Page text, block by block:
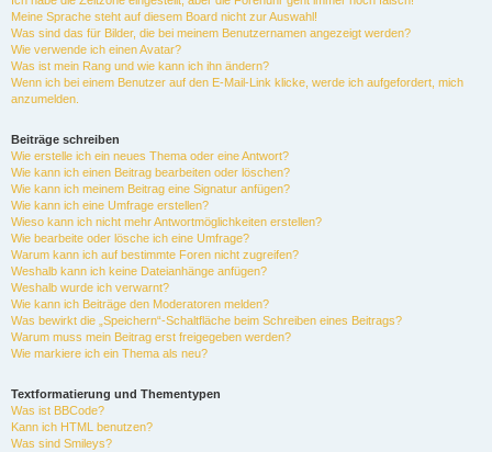
Meine Sprache steht auf diesem Board nicht zur Auswahl!
Was sind das für Bilder, die bei meinem Benutzernamen angezeigt werden?
Wie verwende ich einen Avatar?
Was ist mein Rang und wie kann ich ihn ändern?
Wenn ich bei einem Benutzer auf den E-Mail-Link klicke, werde ich aufgefordert, mich
anzumelden.
Beiträge schreiben
Wie erstelle ich ein neues Thema oder eine Antwort?
Wie kann ich einen Beitrag bearbeiten oder löschen?
Wie kann ich meinem Beitrag eine Signatur anfügen?
Wie kann ich eine Umfrage erstellen?
Wieso kann ich nicht mehr Antwortmöglichkeiten erstellen?
Wie bearbeite oder lösche ich eine Umfrage?
Warum kann ich auf bestimmte Foren nicht zugreifen?
Weshalb kann ich keine Dateianhänge anfügen?
Weshalb wurde ich verwarnt?
Wie kann ich Beiträge den Moderatoren melden?
Was bewirkt die „Speichern“-Schaltfläche beim Schreiben eines Beitrags?
Warum muss mein Beitrag erst freigegeben werden?
Wie markiere ich ein Thema als neu?
Textformatierung und Thementypen
Was ist BBCode?
Kann ich HTML benutzen?
Was sind Smileys?